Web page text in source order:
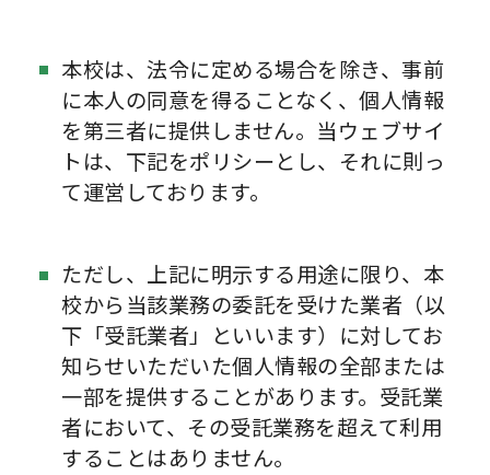
本校は、法令に定める場合を除き、事前
に本人の同意を得ることなく、個人情報
を第三者に提供しません。当ウェブサイ
トは、下記をポリシーとし、それに則っ
て運営しております。
ただし、上記に明示する用途に限り、本
校から当該業務の委託を受けた業者（以
下「受託業者」といいます）に対してお
知らせいただいた個人情報の全部または
一部を提供することがあります。受託業
者において、その受託業務を超えて利用
することはありません。